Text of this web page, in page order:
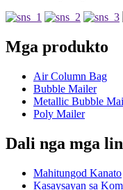
Mga produkto
Air Column Bag
Bubble Mailer
Metallic Bubble
Poly Mailer
Dali nga mga
Mahitungod Kanato
Kasaysayan sa